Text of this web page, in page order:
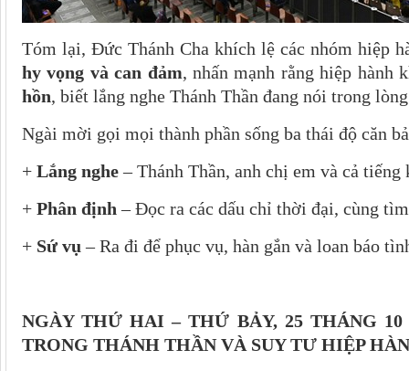
Tóm lại, Đức Thánh Cha khích lệ các nhóm hiệp
hy vọng và can đảm, nhấn mạnh rằng hiệp
hồn, biết lắng nghe Thánh Thần đang nói trong
Ngài mời gọi mọi thành phần sống ba thái độ căn
+ Lắng nghe– Thánh Thần, anh chị em và cả
+ Phân định – Đọc ra các dấu chỉ thời đại, cùng
+ Sứ vụ – Ra đi để phục vụ, hàn gắn và loan báo
NGÀY THỨ HAI – THỨ BẢY, 25 THÁNG
TRONG THÁNH THẦN VÀ SUY TƯ HIỆP